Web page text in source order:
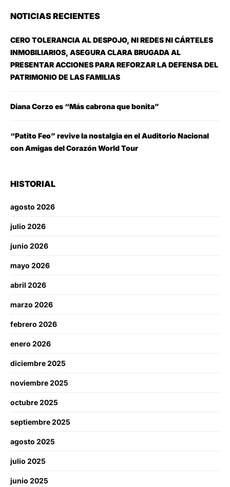
NOTICIAS RECIENTES
CERO TOLERANCIA AL DESPOJO, NI REDES NI CÁRTELES
INMOBILIARIOS, ASEGURA CLARA BRUGADA AL
PRESENTAR ACCIONES PARA REFORZAR LA DEFENSA DEL
PATRIMONIO DE LAS FAMILIAS
Diana Corzo es “Más cabrona que bonita”
“Patito Feo” revive la nostalgia en el Auditorio Nacional
con Amigas del Corazón World Tour
HISTORIAL
agosto 2026
julio 2026
junio 2026
mayo 2026
abril 2026
marzo 2026
febrero 2026
enero 2026
diciembre 2025
noviembre 2025
octubre 2025
septiembre 2025
agosto 2025
julio 2025
junio 2025